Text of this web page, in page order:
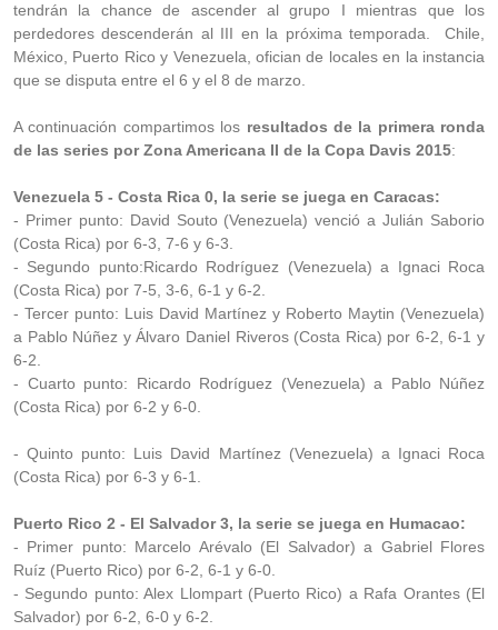
tendrán la chance de ascender al grupo I mientras que los
perdedores descenderán al III en la próxima temporada. Chile,
México, Puerto Rico y Venezuela, ofician de locales en la instancia
que se disputa entre el 6 y el 8 de marzo.
A continuación compartimos los resultados de la primera ronda
de las series por Zona Americana II de la Copa Davis 2015:
Venezuela 5 - Costa Rica 0, la serie se juega en Caracas:
- Primer punto: David Souto (Venezuela) venció a Julián Saborio
(Costa Rica) por 6-3, 7-6 y 6-3.
- Segundo punto:Ricardo Rodríguez (Venezuela) a Ignaci Roca
(Costa Rica) por 7-5, 3-6, 6-1 y 6-2.
- Tercer punto: Luis David Martínez y Roberto Maytin (Venezuela)
a Pablo Núñez y Álvaro Daniel Riveros (Costa Rica) por 6-2, 6-1 y
6-2.
- Cuarto punto: Ricardo Rodríguez (Venezuela) a Pablo Núñez
(Costa Rica) por 6-2 y 6-0.
- Quinto punto: Luis David Martínez (Venezuela) a Ignaci Roca
(Costa Rica) por 6-3 y 6-1.
Puerto Rico 2 - El Salvador 3, la serie se juega en Humacao:
- Primer punto: Marcelo Arévalo (El Salvador) a Gabriel Flores
Ruíz (Puerto Rico) por 6-2, 6-1 y 6-0.
- Segundo punto: Alex Llompart (Puerto Rico) a Rafa Orantes (El
Salvador) por 6-2, 6-0 y 6-2.